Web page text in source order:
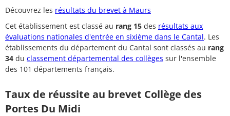
Découvrez les résultats du brevet à Maurs
Cet établissement est classé au rang 15 des résultats aux
évaluations nationales d'entrée en sixième dans le Cantal. Les
établissements du département du Cantal sont classés au rang
34 du classement départemental des collèges sur l'ensemble
des 101 départements français.
Taux de réussite au brevet Collège des
Portes Du Midi